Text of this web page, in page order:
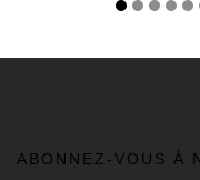
ABONNEZ-VOUS À